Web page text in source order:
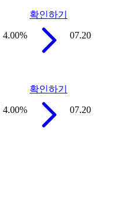
4.00%
확인하기
07.20
4.00%
확인하기
07.20